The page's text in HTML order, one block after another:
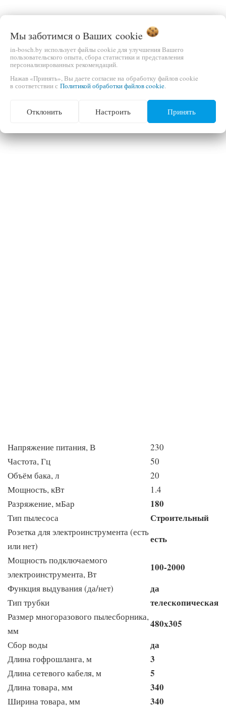
Напряжение питания, В
230
Частота, Гц
50
Объём бака, л
20
Мощность, кВт
1.4
Разряжение, мБар
180
Тип пылесоса Строительный
Розетка для электроинструмента (есть
или нет)
есть
Мощность подключаемого
электроинструмента, Вт
100-2000
Функция выдувания (да/нет) да
Тип трубки телескопическая
Размер многоразового пылесборника,
мм
480х305
Сбор воды да
Длина гофрошланга, м 3
Длина сетевого кабеля, м 5
Длина товара, мм 340
Ширина товара, мм 340
Мы заботимся о Ваших cookie
in-bosch.by использует файлы cookie для улучшения Вашего
пользовательского опыта, сбора статистики и представления
персонализированных рекомендаций.
Нажав «Принять», Вы даете согласие на обработку файлов cookie
в соответствии с Политикой обработки файлов cookie.
Отклонить Настроить Принять